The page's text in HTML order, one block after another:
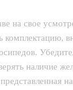
на свое
комплектацию,
наличие